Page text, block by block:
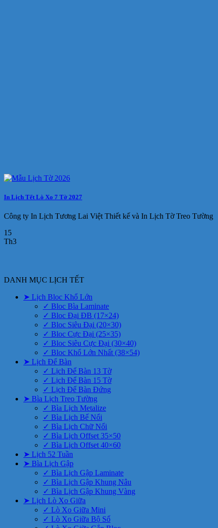
In Lịch Tết Lò Xo 7 Tờ 2027
Công ty In Lịch Tương Lai Việt Thiết kế và In Lịch Tờ Treo Tường
15
Th3
DANH MỤC LỊCH TẾT
➤ Lịch Bloc Khổ Lớn
✓ Bloc Bìa Laminate
✓ Bloc Đại ĐB (17×24)
✓ Bloc Siêu Đại (20×30)
✓ Bloc Cực Đại (25×35)
✓ Bloc Siêu Cực Đại (30×40)
✓ Bloc Khổ Lớn Nhất (38×54)
➤ Lịch Để Bàn
✓ Lịch Để Bàn 13 Tờ
✓ Lịch Để Bàn 15 Tờ
✓ Lịch Để Bàn Đứng
➤ Bìa Lịch Treo Tường
✓ Bìa Lịch Metalize
✓ Bìa Lịch Bế Nổi
✓ Bìa Lịch Chữ Nổi
✓ Bìa Lịch Offset 35×50
✓ Bìa Lịch Offset 40×60
➤ Lịch 52 Tuần
➤ Bìa Lịch Gập
✓ Bìa Lịch Gập Laminate
✓ Bìa Lịch Gập Khung Nâu
✓ Bìa Lịch Gập Khung Vàng
➤ Lịch Lò Xo Giữa
✓ Lò Xo Giữa Mini
✓ Lò Xo Giữa Bộ Số